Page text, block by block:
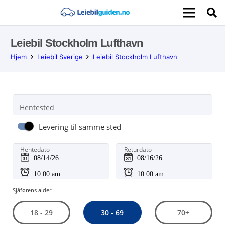
Leiebil Stockholm Lufthavn
Hjem Leiebil Sverige Leiebil Stockholm Lufthavn
Hentested
Levering til samme sted
Hentedato Returdato
Sjåførens alder:
18 - 29 30 - 69 70+